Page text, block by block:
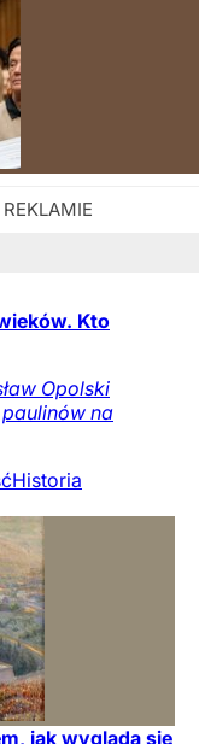
Kto
Opolski
na
Historia
jak wygląda się